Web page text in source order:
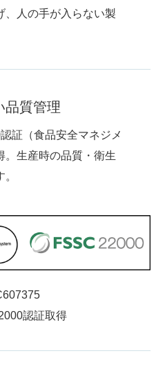
、人の手が入らない製
品質管理
証（食品安全マネジメ
。生産時の品質・衛生
認証取得